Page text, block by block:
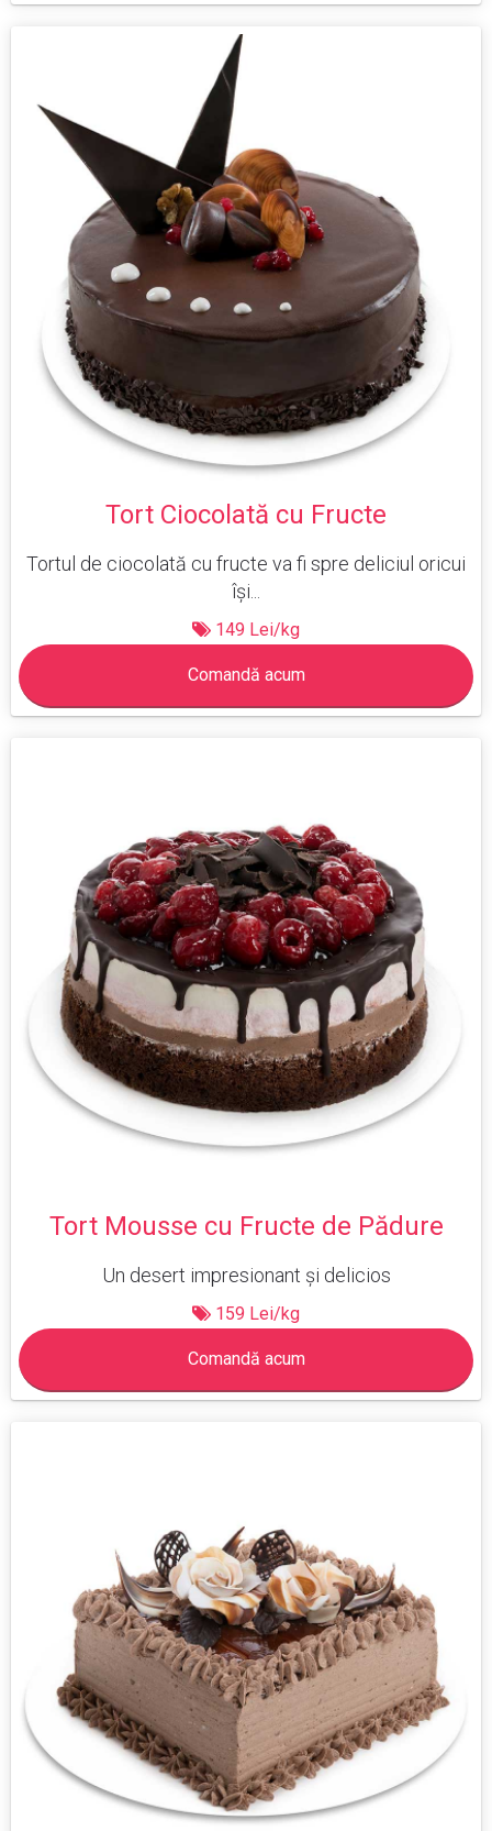
Tort Ciocolată cu Fructe
Tortul de ciocolată cu fructe va fi spre deliciul oricui
își...
149 Lei/kg
Comandă acum
Tort Mousse cu Fructe de Pădure
Un desert impresionant și delicios
159 Lei/kg
Comandă acum